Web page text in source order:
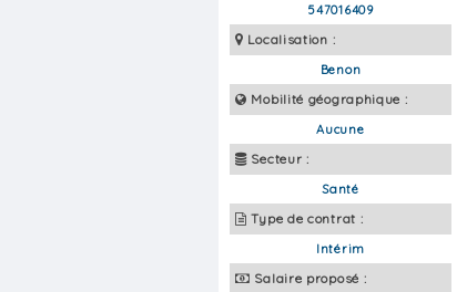
547016409
Localisation :
Benon
Mobilité géographique :
Aucune
Secteur :
Santé
Type de contrat :
Intérim
Salaire proposé :